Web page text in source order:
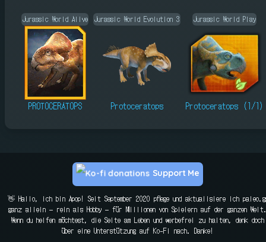
Jurassic World Alive
PROTOCERATOPS
Jurassic World Evolution 3
Protoceratops
Jurassic World Play
Protoceratops (1/1)
👋 Hallo, ich bin Apop! Seit September 2020 pflege und aktualisiere ich
ganz allein — rein als Hobby — für Millionen von Spielern auf der ganzen
Wenn du helfen möchtest, die Seite am Leben und werbefrei zu halten, denk doch
über eine Unterstützung auf Ko-Fi nach. Danke!
Support Me